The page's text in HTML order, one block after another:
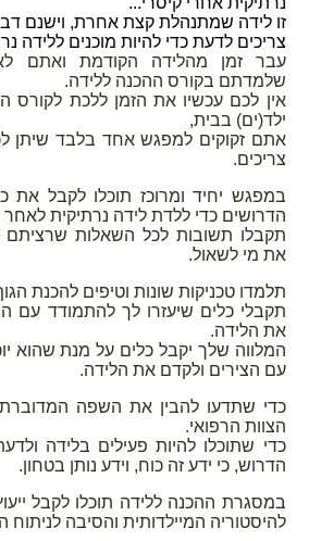
זו לידה שמתנהלת קצת אחרת, וישנם
צריכים לדעת כדי להיות מוכנים ללידה
עבר זמן מהלידה הקודמת ואתם
שלמדתם בקורס ההכנה ללידה.
אין לכם עכשיו את הזמן ללכת לקורס
ילד(ים) בבית,
אתם זקוקים למפגש אחד בלבד
צריכים.
במפגש יחיד ומרוכז תוכלו לקבל את
הדרושים כדי ללדת לידה נרתיקית לאחר
תקבלו תשובות לכל השאלות
את מי לשאול.
תלמדו טכניקות שונות וטיפים להכנת
תקבלי כלים שיעזרו לך להתמודד עם
את הלידה.
המלווה שלך יקבל כלים על מנת שהוא
עם הצירים ולקדם את הלידה.
כדי שתדעו להבין את השפה
הצוות הרפואי.
כדי שתוכלו להיות פעילים בלידה
הדרוש, כי ידע זה כוח, וידע נותן בטחון.
במסגרת ההכנה ללידה תוכלו לקבל
להיסטוריה המיילדותית והסיבה לניתוח